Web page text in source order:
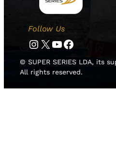
Follow Us
Instagram Twitter YouTube Facebook
© SUPER SERIES LDA, its
All rights reserved.